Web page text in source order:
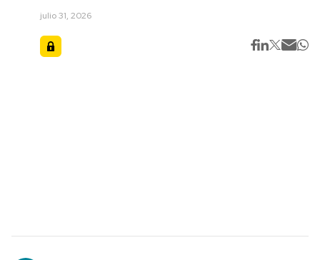
julio 31, 2026